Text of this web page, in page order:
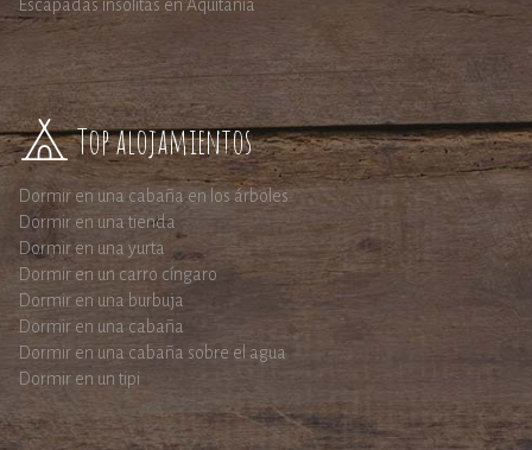
Escapadas insólitas en Aquitania
Top alojamientos
Dormir en una cabaña en los árboles
Dormir en una tienda
Dormir en una yurta
Dormir en un carro cíngaro
Dormir en una burbuja
Dormir en una cabaña
Dormir en una cabaña sobre el agua
Dormir en un tipi